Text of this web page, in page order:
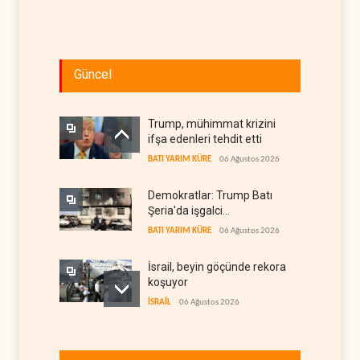
Güncel
Trump, mühimmat krizini
ifşa edenleri tehdit etti
BATI YARIM KÜRE 06 Ağustos 2026
Demokratlar: Trump Batı
Şeria'da işgalci
yerleşimcilere cezasızlık
BATI YARIM KÜRE 06 Ağustos 2026
İsrail, beyin göçünde rekora
koşuyor
İSRAİL 06 Ağustos 2026
Ukrayna'daki İHA